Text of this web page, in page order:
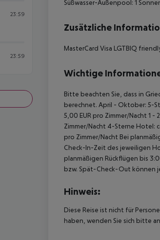
23:59
23:59
Süßwasser-Außenpool: 1
Zusätzliche
MasterCard Visa LGTBIQ
Wichtige
Bitte beachten Sie, dass in
berechnet. April - Oktober: 5-
5,00 EUR pro Zimmer/Nacht 1 -
Zimmer/Nacht 4-Sterne Hotel:
pro Zimmer/Nacht Bei
Check-In-Zeit des jeweiligen
planmäßigen Rückflügen bis
bzw. Spät-Check-Out können
Hinweis:
Diese Reise ist nicht für
haben, wenden Sie sich bitte